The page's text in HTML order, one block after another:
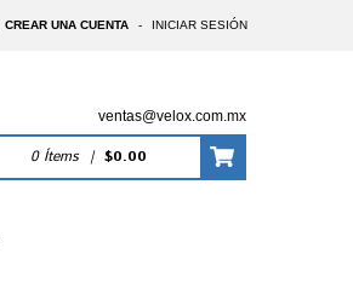
CREAR UNA CUENTA - INICIAR SESIÓN
ventas@velox.com.mx
0 Ítems | $0.00